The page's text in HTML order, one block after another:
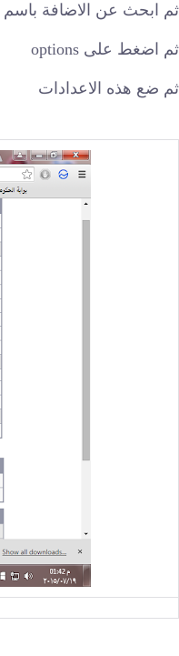
ثم ابحث عن الاضافة باسم
ثم اضغط على options
ثم ضع هذه الاعدادات